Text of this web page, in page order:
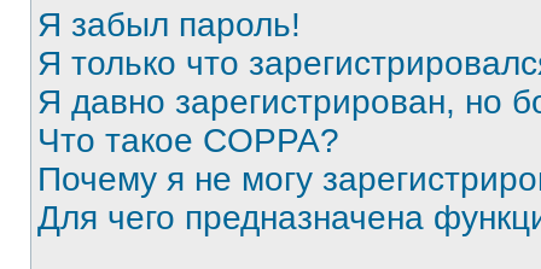
Я забыл пароль!
Я только что
Я давно зарегистрирован, но
Что такое COPPA?
Почему я не могу
Для чего предназначена